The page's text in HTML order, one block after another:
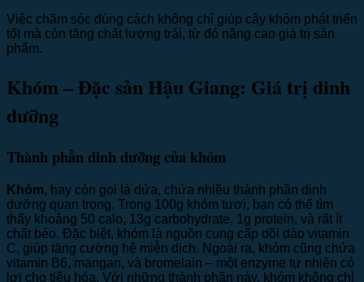
Việc chăm sóc đúng cách không chỉ giúp cây khóm phát triển
tốt mà còn tăng chất lượng trái, từ đó nâng cao giá trị sản
phẩm.
Khóm – Đặc sản Hậu Giang: Giá trị dinh
dưỡng
Thành phần dinh dưỡng của khóm
Khóm, hay còn gọi là dứa, chứa nhiều thành phần dinh
dưỡng quan trọng. Trong 100g khóm tươi, bạn có thể tìm
thấy khoảng 50 calo, 13g carbohydrate, 1g protein, và rất ít
chất béo. Đặc biệt, khóm là nguồn cung cấp dồi dào vitamin
C, giúp tăng cường hệ miễn dịch. Ngoài ra, khóm cũng chứa
vitamin B6, mangan, và bromelain – một enzyme tự nhiên có
lợi cho tiêu hóa. Với những thành phần này, khóm không chỉ